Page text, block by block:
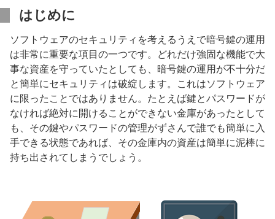
はじめに
ソフトウェアのセキュリティを考えるうえで暗号鍵の運用
は非常に重要な項目の一つです。どれだけ強固な機能で大
事な資産を守っていたとしても、暗号鍵の運用が不十分だ
と簡単にセキュリティは破綻します。これはソフトウェア
に限ったことではありません。たとえば鍵とパスワードが
なければ絶対に開けることができない金庫があったとして
も、その鍵やパスワードの管理がずさんで誰でも簡単に入
手できる状態であれば、その金庫内の資産は簡単に泥棒に
持ち出されてしまうでしょう。